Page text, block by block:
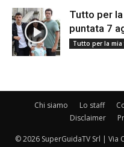
Tutto per
puntata 7
Tutto per la mia
Chi siamo Lo staff
Disclaimer
© 2026 SuperGuidaTV Srl | Via